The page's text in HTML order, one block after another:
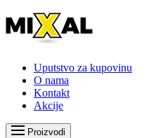
Uputstvo za kupovinu
O nama
Kontakt
Akcije
Proizvodi